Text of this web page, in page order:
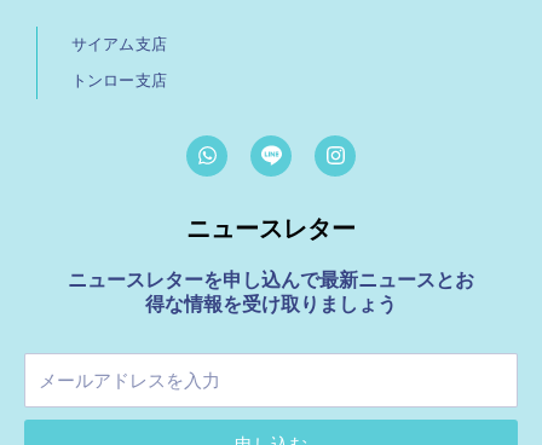
サイアム支店
トンロー支店
W
h
a
s
a
p
p
I
n
s
a
r
a
m
ニュースレター
ニュースレターを申し込んで最新ニュースとお
得な情報を受け取りましょう
ル